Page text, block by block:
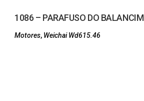
1086 – PARAFUSO DO
Motores, Weichai Wd615.46